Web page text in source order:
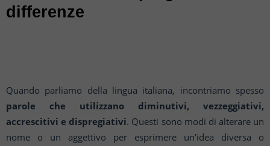
differenze
Quando parliamo della lingua italiana, incontriamo spesso
parole che utilizzano diminutivi, vezzeggiativi,
accrescitivi e dispregiativi. Questi sono modi di alterare un
nome o un aggettivo per esprimere un'idea diversa o